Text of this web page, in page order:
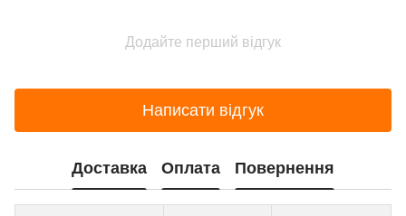
Додайте перший відгук
Написати відгук
Доставка Оплата Повернення